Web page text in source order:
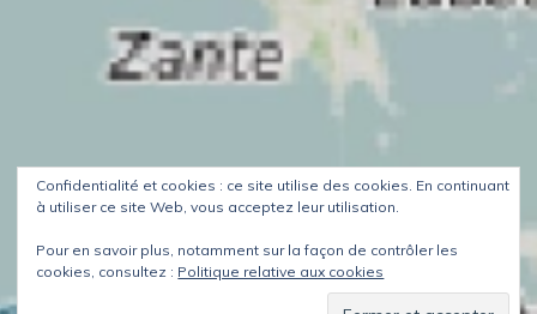
Confidentialité et cookies : ce site utilise des cookies. En continuant
à utiliser ce site Web, vous acceptez leur utilisation.
Pour en savoir plus, notamment sur la façon de contrôler les
cookies, consultez : Politique relative aux cookies